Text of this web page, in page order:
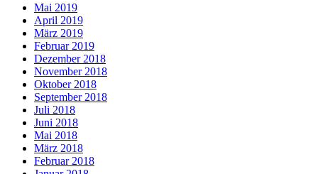
Mai 2019
April 2019
März 2019
Februar 2019
Dezember 2018
November 2018
Oktober 2018
September 2018
Juli 2018
Juni 2018
Mai 2018
März 2018
Februar 2018